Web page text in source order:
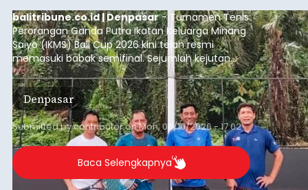
balitribune.co.id | Denpasar- Turnamen Tenis
Perorangan Ganda Putra Ikatan Keluarga Minang
Saiyo (IKMS) Bali Cup 2026 kini telah resmi
memasuki babak semifinal. Sejumlah kejutan
mewarnai babak delapan besar yang digelar di
Lapangan Tenis Telkom Denpasar pada Minggu,
9 Agustus 2026.
Denpasar
Submitted bycontributoronMon, 08/10/2026 - 17:02
Baca Selengkapnya